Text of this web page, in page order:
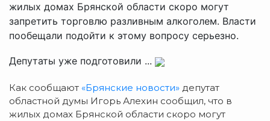
жилых домах Брянской области скоро могут
запретить торговлю разливным алкоголем. Власти
пообещали подойти к этому вопросу серьезно.
Депутаты уже подготовили ...
Как сообщают «Брянские новости» депутат
областной думы Игорь Алехин сообщил, что в
жилых домах Брянской области скоро могут